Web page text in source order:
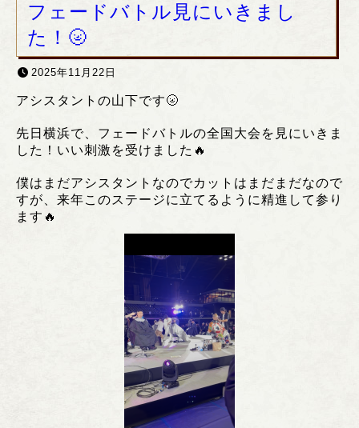
フェードバトル見にいきまし
た！🌝
2025年11月22日
アシスタントの山下です🌝
先日横浜で、フェードバトルの全国大会を見にいきま
した！いい刺激を受けました🔥
僕はまだアシスタントなのでカットはまだまだなので
すが、来年このステージに立てるように精進して参り
ます🔥